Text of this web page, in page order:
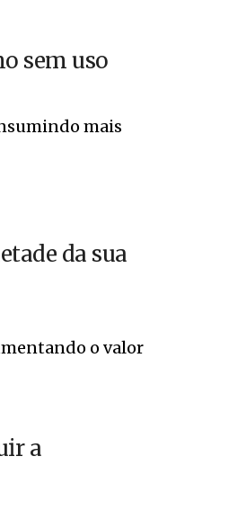
sem uso
mais
da sua
o valor
a